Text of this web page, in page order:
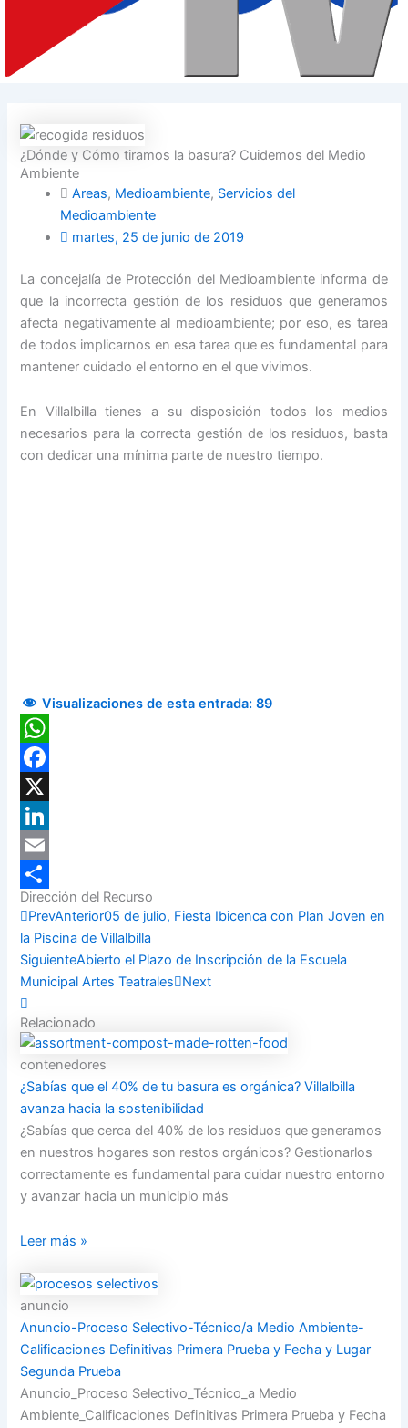
¿Dónde y Cómo tiramos la basura? Cuidemos del Medio
Ambiente
Areas, Medioambiente, Servicios del
Medioambiente
martes, 25 de junio de 2019
La concejalía de Protección del Medioambiente informa de
que la incorrecta gestión de los residuos que generamos
afecta negativamente al medioambiente; por eso, es tarea
de todos implicarnos en esa tarea que es fundamental para
mantener cuidado el entorno en el que vivimos.
En Villalbilla tienes a su disposición todos los medios
necesarios para la correcta gestión de los residuos, basta
con dedicar una mínima parte de nuestro tiempo.
Visualizaciones de esta entrada: 89
WhatsApp
Facebook
X
LinkedIn
Email
Compartir
Dirección del Recurso
PrevAnterior05 de julio, Fiesta Ibicenca con Plan Joven en
la Piscina de Villalbilla
SiguienteAbierto el Plazo de Inscripción de la Escuela
Municipal Artes Teatrales
Next
Relacionado
contenedores
¿Sabías que el 40% de tu basura es orgánica? Villalbilla
avanza hacia la sostenibilidad
¿Sabías que cerca del 40% de los residuos que generamos
en nuestros hogares son restos orgánicos? Gestionarlos
correctamente es fundamental para cuidar nuestro entorno
y avanzar hacia un municipio más
Leer más »
anuncio
Anuncio-Proceso Selectivo-Técnico/a Medio Ambiente-
Calificaciones Definitivas Primera Prueba y Fecha y Lugar
Segunda Prueba
Anuncio_Proceso Selectivo_Técnico_a Medio
Ambiente_Calificaciones Definitivas Primera Prueba y Fecha